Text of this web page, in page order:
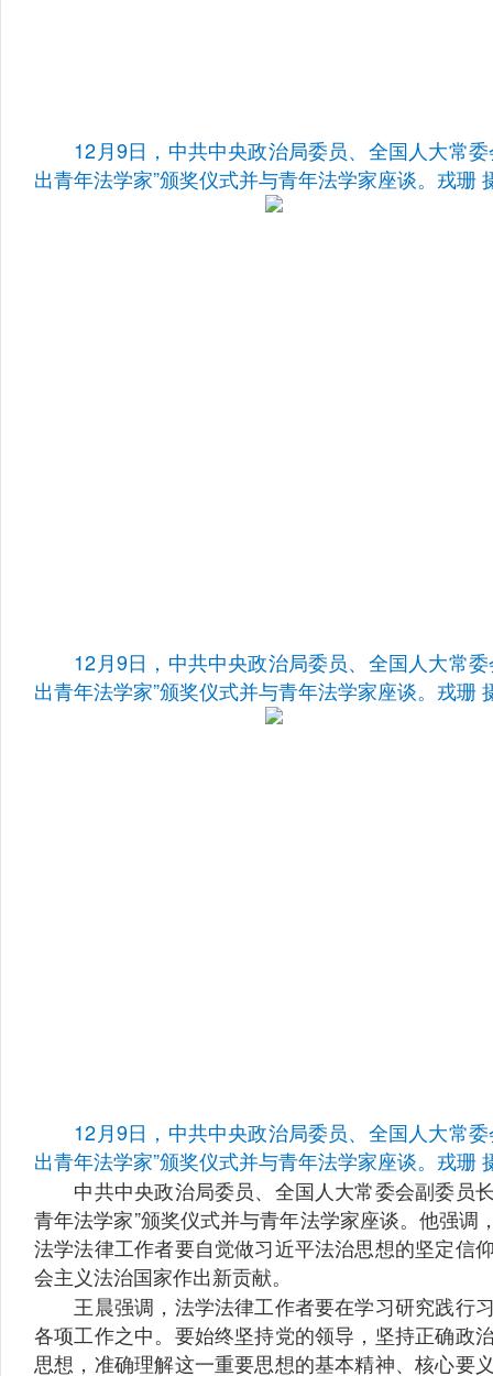
12月9日，中共中央政治局委员、全国人大常委
出青年法学家”颁奖仪式并与青年法学家座谈。 戎珊
12月9日，中共中央政治局委员、全国人大常委
出青年法学家”颁奖仪式并与青年法学家座谈。 戎珊
12月9日，中共中央政治局委员、全国人大常委
出青年法学家”颁奖仪式并与青年法学家座谈。戎珊
中共中央政治局委员、全国人大常委会副委员长
青年法学家”颁奖仪式并与青年法学家座谈。他强
法学法律工作者要自觉做习近平法治思想的坚定信
会主义法治国家作出新贡献。
王晨强调，法学法律工作者要在学习研究践行
各项工作之中。要始终坚持党的领导，坚持正确政
思想，准确理解这一重要思想的基本精神、核心要